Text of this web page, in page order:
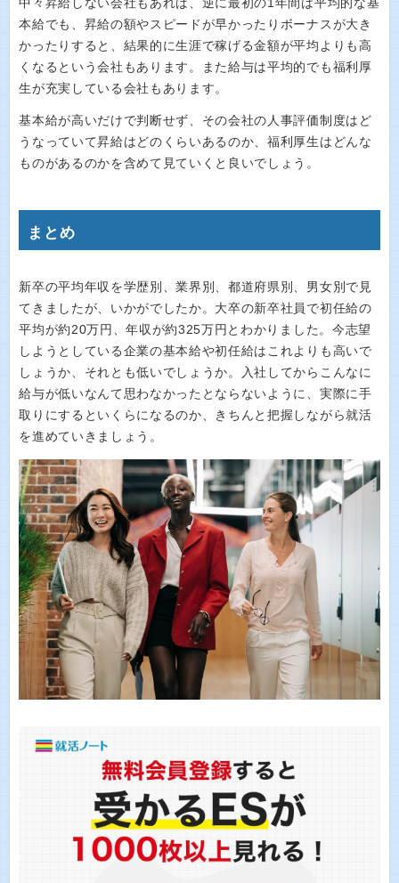
中々昇給しない会社もあれば、逆に最初の1年間は平均的な基
本給でも、昇給の額やスピードが早かったりボーナスが大き
かったりすると、結果的に生涯で稼げる金額が平均よりも高
くなるという会社もあります。また給与は平均的でも福利厚
生が充実している会社もあります。
基本給が高いだけで判断せず、その会社の人事評価制度はど
うなっていて昇給はどのくらいあるのか、福利厚生はどんな
ものがあるのかを含めて見ていくと良いでしょう。
まとめ
新卒の平均年収を学歴別、業界別、都道府県別、男女別で見
てきましたが、いかがでしたか。大卒の新卒社員で初任給の
平均が約20万円、年収が約325万円とわかりました。今志望
しようとしている企業の基本給や初任給はこれよりも高いで
しょうか、それとも低いでしょうか。入社してからこんなに
給与が低いなんて思わなかったとならないように、実際に手
取りにするといくらになるのか、きちんと把握しながら就活
を進めていきましょう。